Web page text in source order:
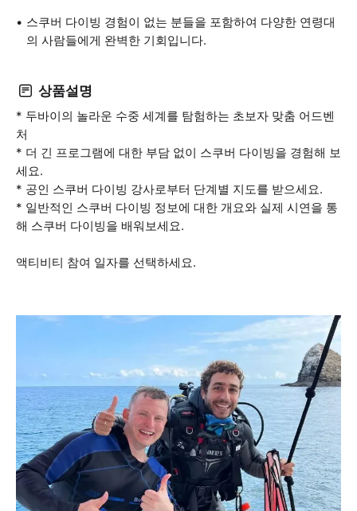
스쿠버 다이빙 경험이 없는 분들을 포함하여 다양한 연령대
의 사람들에게 완벽한 기회입니다.
상품설명
* 두바이의 놀라운 수중 세계를 탐험하는 초보자 맞춤 어드벤
처
* 더 긴 프로그램에 대한 부담 없이 스쿠버 다이빙을 경험해 보
세요.
* 공인 스쿠버 다이빙 강사로부터 단계별 지도를 받으세요.
* 일반적인 스쿠버 다이빙 정보에 대한 개요와 실제 시연을 통
해 스쿠버 다이빙을 배워보세요.
액티비티 참여 일자를 선택하세요.